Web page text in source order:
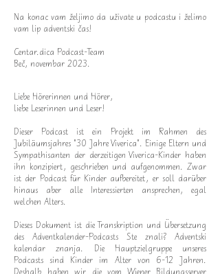
Na konac vam željimo da uživate u podcastu i želimo
vam lip adventski čas!
Centar.dica Podcast-Team
Beč, novembar 2023.
Liebe Hörerinnen und Hörer,
liebe Leserinnen und Leser!
Dieser Podcast ist ein Projekt im Rahmen des
Jubiläumsjahres "30 Jahre Viverica". Einige Eltern und
Sympathisanten der derzeitigen Viverica-Kinder haben
ihn konzipiert, geschrieben und aufgenommen. Zwar
ist der Podcast für Kinder aufbereitet, er soll darüber
hinaus aber alle Interessierten ansprechen, egal
welchen Alters.
Dieses Dokument ist die Transkription und Übersetzung
des Adventkalender-Podcasts Ste znali? Adventski
kalendar znanja. Die Hauptzielgruppe unseres
Podcasts sind Kinder im Alter von 6-12 Jahren.